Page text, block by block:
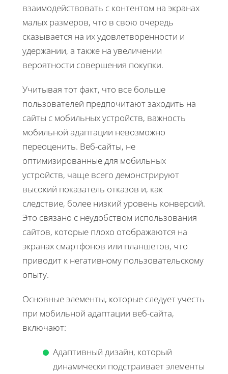
взаимодействовать с контентом на экранах
малых размеров, что в свою очередь
сказывается на их удовлетворенности и
удержании, а также на увеличении
вероятности совершения покупки.
Учитывая тот факт, что все больше
пользователей предпочитают заходить на
сайты с мобильных устройств, важность
мобильной адаптации невозможно
переоценить. Веб-сайты, не
оптимизированные для мобильных
устройств, чаще всего демонстрируют
высокий показатель отказов и, как
следствие, более низкий уровень конверсий.
Это связано с неудобством использования
сайтов, которые плохо отображаются на
экранах смартфонов или планшетов, что
приводит к негативному пользовательскому
опыту.
Основные элементы, которые следует учесть
при мобильной адаптации веб-сайта,
включают:
Адаптивный дизайн, который
динамически подстраивает элементы